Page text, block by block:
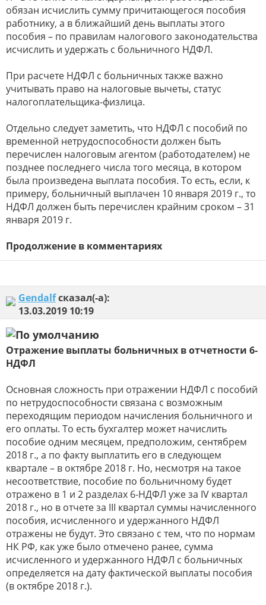
обязан исчислить сумму причитающегося пособия
работнику, а в ближайший день выплаты этого
пособия – по правилам налогового законодательства
исчислить и удержать с больничного НДФЛ.
При расчете НДФЛ с больничных также важно
учитывать право на налоговые вычеты, статус
налогоплательщика-физлица.
Отдельно следует заметить, что НДФЛ с пособий по
временной нетрудоспособности должен быть
перечислен налоговым агентом (работодателем) не
позднее последнего числа того месяца, в котором
была произведена выплата пособия. То есть, если, к
примеру, больничный выплачен 10 января 2019 г., то
НДФЛ должен быть перечислен крайним сроком – 31
января 2019 г.
Продолжение в комментариях
Gendalfсказал(-а):
13.03.2019 10:19
Отражение выплаты больничных в отчетности 6-
НДФЛ
Основная сложность при отражении НДФЛ с пособий
по нетрудоспособности связана с возможным
переходящим периодом начисления больничного и
его оплаты. То есть бухгалтер может начислить
пособие одним месяцем, предположим, сентябрем
2018 г., а по факту выплатить его в следующем
квартале – в октябре 2018 г. Но, несмотря на такое
несоответствие, пособие по больничному будет
отражено в 1 и 2 разделах 6-НДФЛ уже за IV квартал
2018 г., но в отчете за III квартал суммы начисленного
пособия, исчисленного и удержанного НДФЛ
отражены не будут. Это связано с тем, что по нормам
НК РФ, как уже было отмечено ранее, сумма
исчисленного и удержанного НДФЛ с больничных
определяется на дату фактической выплаты пособия
(в октябре 2018 г.).